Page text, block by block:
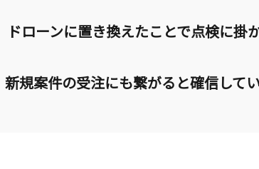
ローンに置き換えたことで点検に掛
規案件の受注にも繋がると確信して